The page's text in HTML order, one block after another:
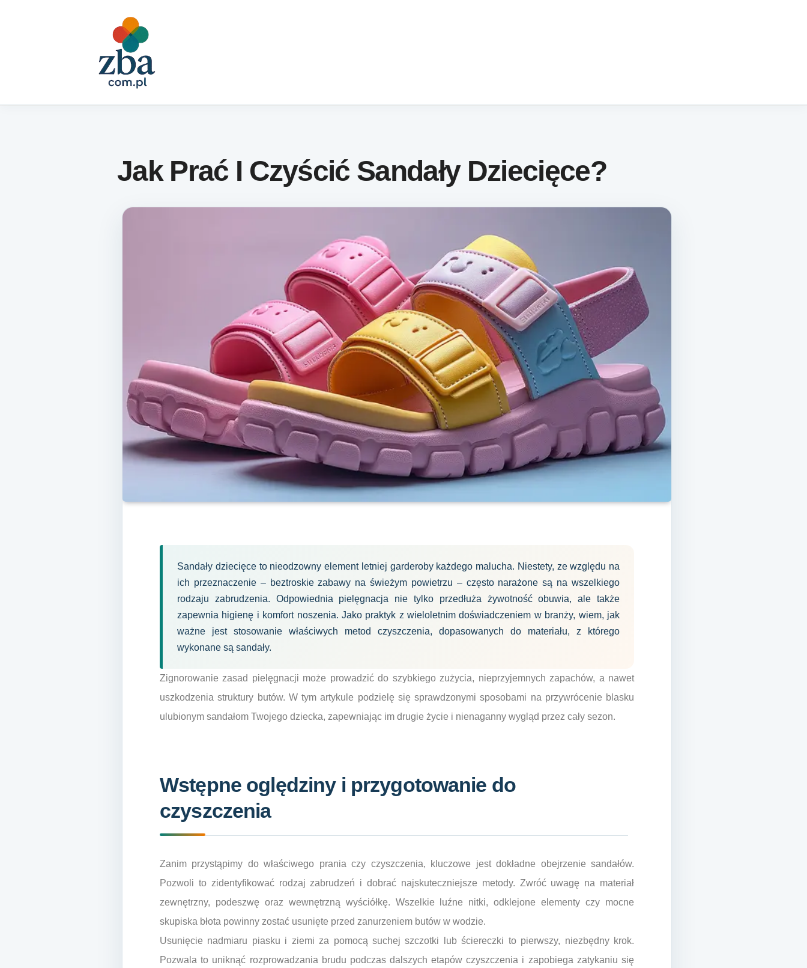
Jak Prać I Czyścić Sandały Dziecięce?
Sandały dziecięce to nieodzowny element letniej garderoby każdego malucha. Niestety, ze względu na
ich przeznaczenie – beztroskie zabawy na świeżym powietrzu – często narażone są na wszelkiego
rodzaju zabrudzenia. Odpowiednia pielęgnacja nie tylko przedłuża żywotność obuwia, ale także
zapewnia higienę i komfort noszenia. Jako praktyk z wieloletnim doświadczeniem w branży, wiem, jak
ważne jest stosowanie właściwych metod czyszczenia, dopasowanych do materiału, z którego
wykonane są sandały.
Zignorowanie zasad pielęgnacji może prowadzić do szybkiego zużycia, nieprzyjemnych zapachów, a nawet
uszkodzenia struktury butów. W tym artykule podzielę się sprawdzonymi sposobami na przywrócenie blasku
ulubionym sandałom Twojego dziecka, zapewniając im drugie życie i nienaganny wygląd przez cały sezon.
Wstępne oględziny i przygotowanie do
czyszczenia
Zanim przystąpimy do właściwego prania czy czyszczenia, kluczowe jest dokładne obejrzenie sandałów.
Pozwoli to zidentyfikować rodzaj zabrudzeń i dobrać najskuteczniejsze metody. Zwróć uwagę na materiał
zewnętrzny, podeszwę oraz wewnętrzną wyściółkę. Wszelkie luźne nitki, odklejone elementy czy mocne
skupiska błota powinny zostać usunięte przed zanurzeniem butów w wodzie.
Usunięcie nadmiaru piasku i ziemi za pomocą suchej szczotki lub ściereczki to pierwszy, niezbędny krok.
Pozwala to uniknąć rozprowadzania brudu podczas dalszych etapów czyszczenia i zapobiega zatykaniu się